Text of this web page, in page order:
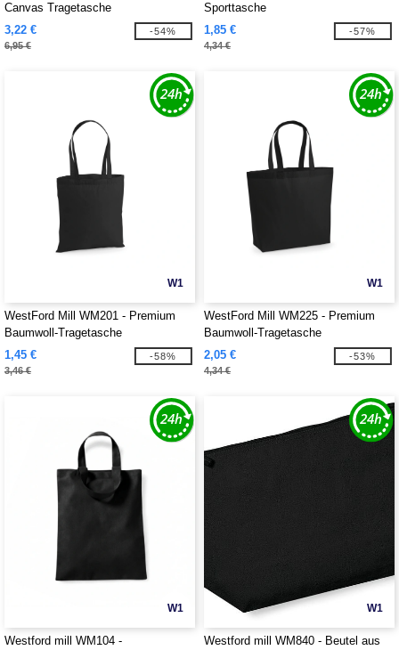
Canvas Tragetasche
3,22 €
6,95 €
-54%
Sporttasche
1,85 €
4,34 €
-57%
W1
WestFord Mill WM201 - Premium
Baumwoll-Tragetasche
1,45 €
3,46 €
-58%
W1
WestFord Mill WM225 - Premium
Baumwoll-Tragetasche
2,05 €
4,34 €
-53%
W1
Westford mill WM104 -
W1
Westford mill WM840 - Beutel aus